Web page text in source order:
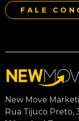
FALE
New Move
Rua Tijuco Preto,